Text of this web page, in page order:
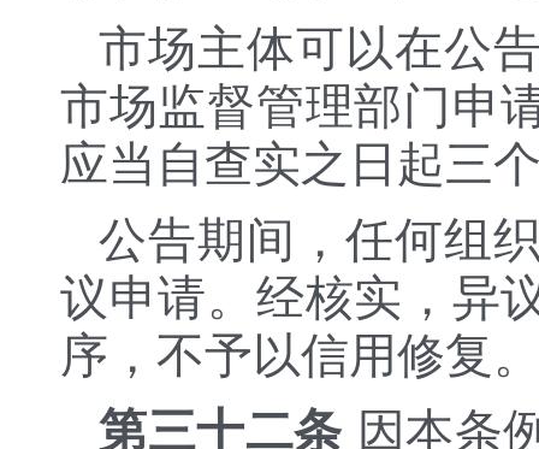
市场主体可以在公
市场监督管理部门申
应当自查实之日起三
公告期间，任何组
议申请。经核实，异
序，不予以信用修复
第三十二条 因本条